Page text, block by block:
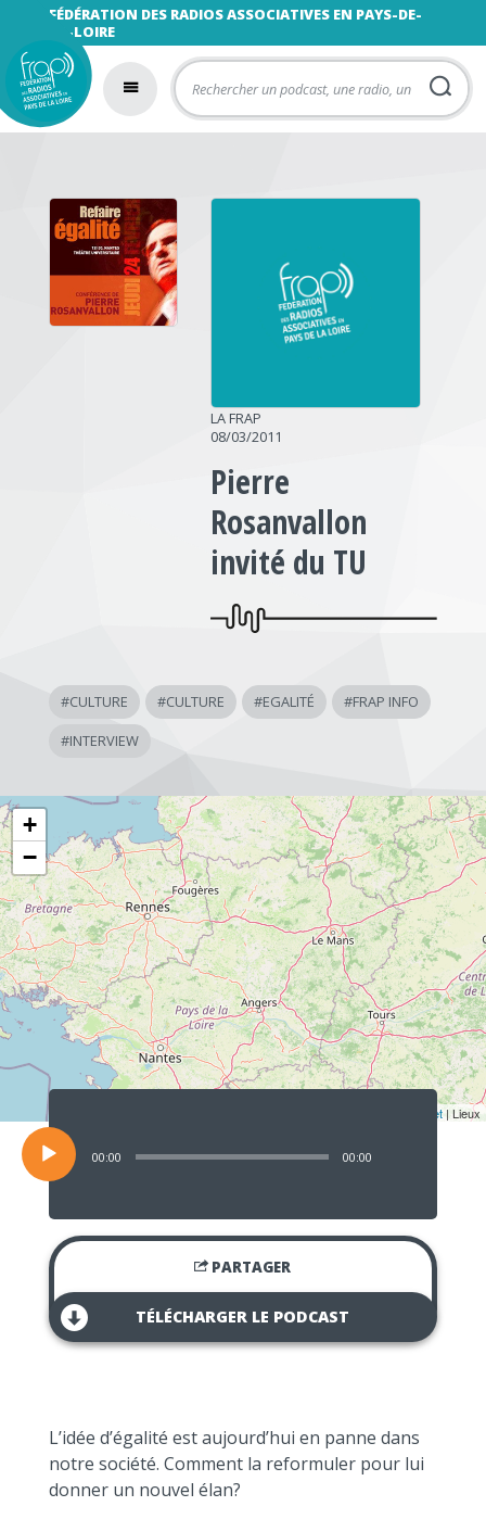
FÉDÉRATION DES RADIOS ASSOCIATIVES EN PAYS-DE-
LA-LOIRE
LA FRAP
08/03/2011
Pierre
Rosanvallon
invité du TU
#CULTURE #CULTURE #EGALITÉ #FRAP INFO
#INTERVIEW
+
−
Leaflet | Lieux
Lecteur
audio
00:00 00:00
PARTAGER
TÉLÉCHARGER LE PODCAST
L’idée d’égalité est aujourd’hui en panne dans
notre société. Comment la reformuler pour lui
donner un nouvel élan?